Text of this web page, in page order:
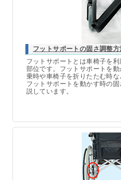
フットサポートの固さ調整方
フットサポートとは車椅子を
部位です。フットサポートを
乗時や車椅子を折りたたむ時
フットサポートを動かす時の
説しています。